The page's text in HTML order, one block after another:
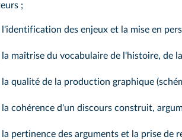
;
l'identification des enjeux et la mise en
la maîtrise du vocabulaire de l'histoire, de
la qualité de la production graphique
la cohérence d'un discours construit,
la pertinence des arguments et la prise de